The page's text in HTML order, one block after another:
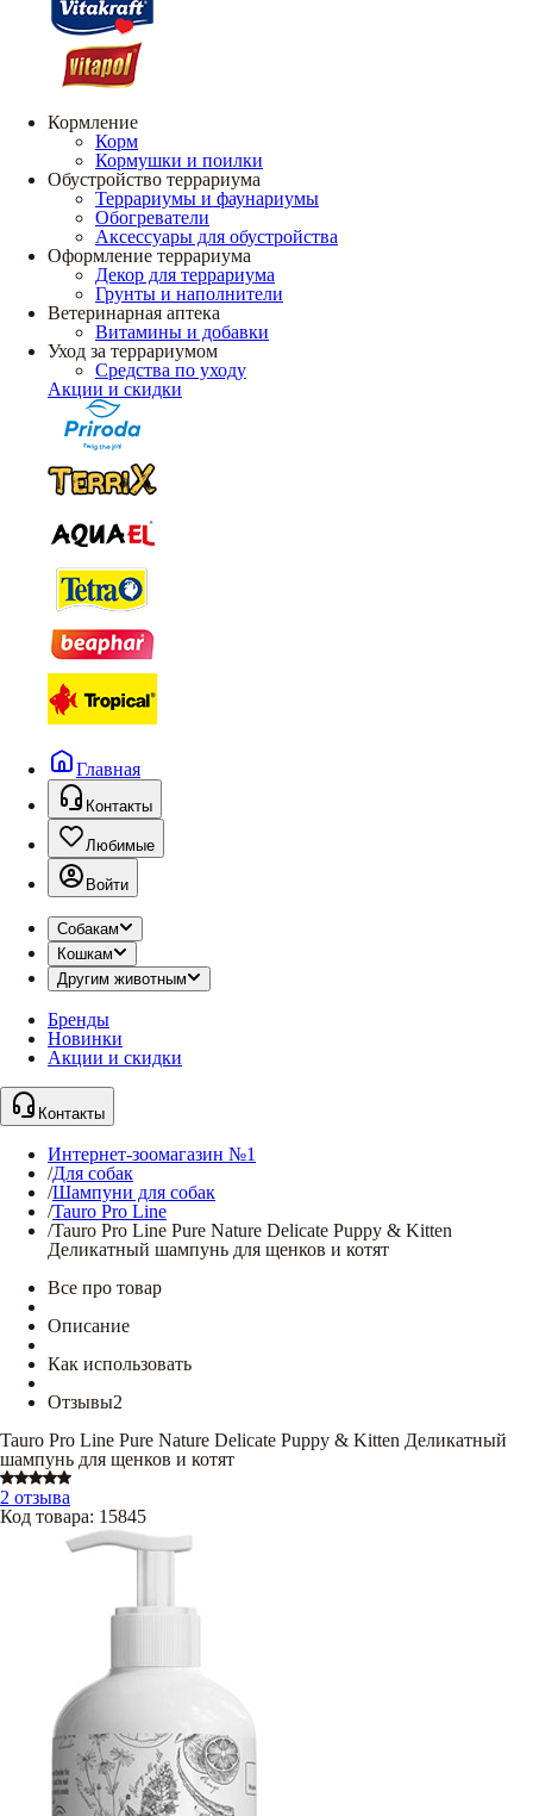
Кормление
Корм
Кормушки и поилки
Обустройство террариума
Террариумы и фаунариумы
Обогреватели
Аксессуары для обустройства
Оформление террариума
Декор для террариума
Грунты и наполнители
Ветеринарная аптека
Витамины и добавки
Уход за террариумом
Средства по уходу
Акции и скидки
Главная
Контакты
Любимые
Войти
Собакам
Кошкам
Другим животным
Бренды
Новинки
Акции и скидки
Контакты
Интернет-зоомагазин №1
/Для собак
/Шампуни для собак
/Tauro Pro Line
/Tauro Pro Line Pure Nature Delicate Puppy & Kitten
Деликатный шампунь для щенков и котят
Все про товар
Описание
Как использовать
Отзывы2
Tauro Pro Line Pure Nature Delicate Puppy & Kitten Деликатный
шампунь для щенков и котят
2 отзыва
Код товара: 15845